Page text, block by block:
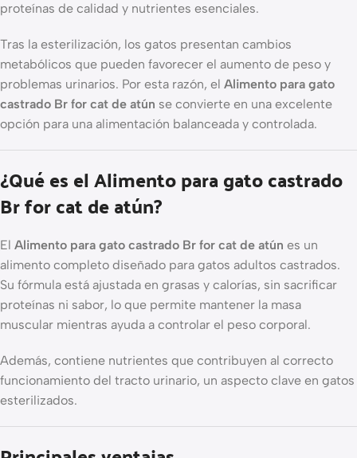
proteínas de calidad y nutrientes esenciales.
Tras la esterilización, los gatos presentan cambios
metabólicos que pueden favorecer el aumento de peso y
problemas urinarios. Por esta razón, el Alimento para gato
castrado Br for cat de atún se convierte en una excelente
opción para una alimentación balanceada y controlada.
¿Qué es el Alimento para gato castrado
Br for cat de atún?
El Alimento para gato castrado Br for cat de atún es un
alimento completo diseñado para gatos adultos castrados.
Su fórmula está ajustada en grasas y calorías, sin sacrificar
proteínas ni sabor, lo que permite mantener la masa
muscular mientras ayuda a controlar el peso corporal.
Además, contiene nutrientes que contribuyen al correcto
funcionamiento del tracto urinario, un aspecto clave en gatos
esterilizados.